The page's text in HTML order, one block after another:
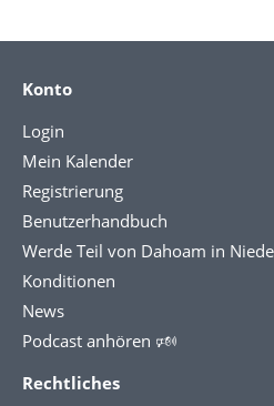
Konto
Login
Mein Kalender
Registrierung
Benutzerhandbuch
Werde Teil von Dahoam in
Konditionen
News
Podcast anhören 🕬
Rechtliches